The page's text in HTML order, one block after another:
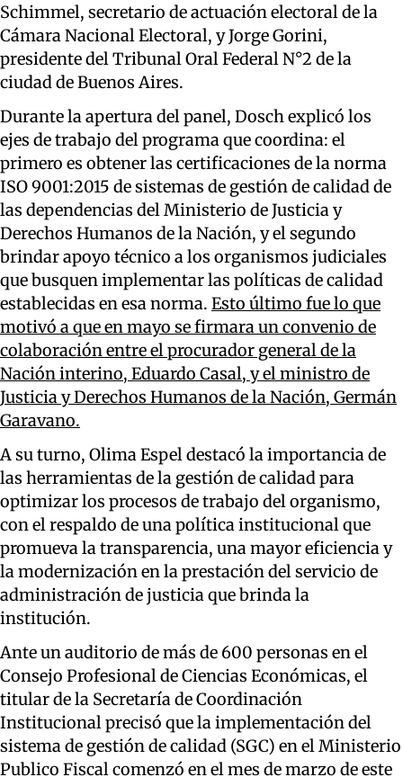
Schimmel, secretario de actuación electoral de la
Cámara Nacional Electoral, y Jorge Gorini,
presidente del Tribunal Oral Federal N°2 de la
ciudad de Buenos Aires.
Durante la apertura del panel, Dosch explicó los
ejes de trabajo del programa que coordina: el
primero es obtener las certificaciones de la norma
ISO 9001:2015 de sistemas de gestión de calidad de
las dependencias del Ministerio de Justicia y
Derechos Humanos de la Nación, y el segundo
brindar apoyo técnico a los organismos judiciales
que busquen implementar las políticas de calidad
establecidas en esa norma. Esto último fue lo que
motivó a que en mayo se firmara un convenio de
colaboración entre el procurador general de la
Nación interino, Eduardo Casal, y el ministro de
Justicia y Derechos Humanos de la Nación, Germán
Garavano.
A su turno, Olima Espel destacó la importancia de
las herramientas de la gestión de calidad para
optimizar los procesos de trabajo del organismo,
con el respaldo de una política institucional que
promueva la transparencia, una mayor eficiencia y
la modernización en la prestación del servicio de
administración de justicia que brinda la
institución.
Ante un auditorio de más de 600 personas en el
Consejo Profesional de Ciencias Económicas, el
titular de la Secretaría de Coordinación
Institucional precisó que la implementación del
sistema de gestión de calidad (SGC) en el Ministerio
Publico Fiscal comenzó en el mes de marzo de este